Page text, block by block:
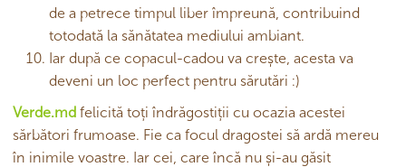
de a petrece timpul liber împreună, contribuind
totodată la sănătatea mediului ambiant.
Iar după ce copacul-cadou va crește, acesta va
deveni un loc perfect pentru sărutări :)
Verde.md felicită toți îndrăgostiții cu ocazia acestei
sărbători frumoase. Fie ca focul dragostei să ardă mereu
în inimile voastre. Iar cei, care încă nu și-au găsit